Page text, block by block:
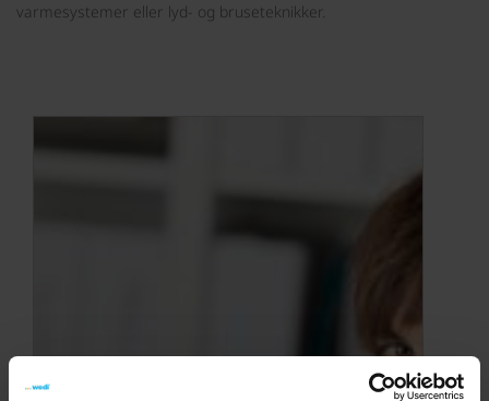
varmesystemer eller lyd- og bruseteknikker.